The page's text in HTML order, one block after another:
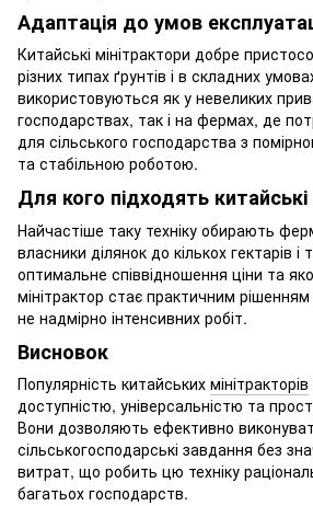
Адаптація до умов
Китайські мінітрактори добре
різних типах ґрунтів і в складних
використовуються як у невеликих
господарствах, так і на фермах, де
для сільського господарства з
та стабільною роботою.
Для кого підходять китайські
Найчастіше таку техніку обирають
власники ділянок до кількох гектарів і
оптимальне співвідношення ціни та
мінітрактор стає практичним
не надмірно інтенсивних робіт.
Висновок
Популярність китайських мінітракторів
доступністю, універсальністю та
Вони дозволяють ефективно
сільськогосподарські завдання без
витрат, що робить цю техніку
багатьох господарств.